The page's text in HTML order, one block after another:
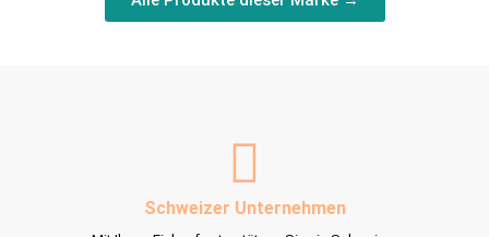
Schweizer Unternehmen